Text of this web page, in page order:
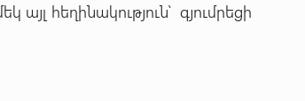
հեղինակություն՝ գյումրեցի